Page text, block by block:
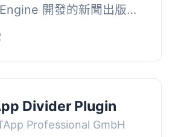
開發的新聞出版工
根據可讀性（複雜度）、
Divider Plugin
Professional GmbH